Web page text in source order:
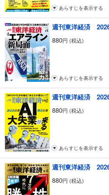
あらすじを表示する
週刊東洋経済
880円 (税込)
あらすじを表示する
週刊東洋経済
880円 (税込)
あらすじを表示する
週刊東洋経済
880円 (税込)